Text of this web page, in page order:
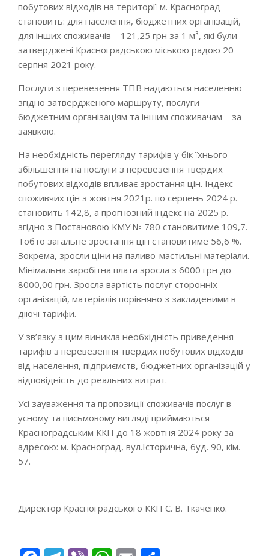
побутових відходів на території м. Красноград
становить: для населення, бюджетних організацій,
для інших споживачів – 121,25 грн за 1 м³, які були
затверджені Красноградською міською радою 20
серпня 2021 року.
Послуги з перевезення ТПВ надаються населенню
згідно затвердженого маршруту, послуги
бюджетним організаціям та іншим споживачам – за
заявкою.
На необхідність перегляду тарифів у бік їхнього
збільшення на послуги з перевезення твердих
побутових відходів впливає зростання цін. Індекс
споживчих цін з жовтня 2021р. по серпень 2024 р.
становить 142,8, а прогнозний індекс на 2025 р.
згідно з Постановою КМУ № 780 становитиме 109,7.
Тобто загальне зростання цін становитиме 56,6 %.
Зокрема, зросли ціни на паливо-мастильні матеріали.
Мінімальна заробітна плата зросла з 6000 грн до
8000,00 грн. Зросла вартість послуг сторонніх
організацій, матеріалів порівняно з закладеними в
діючі тарифи.
У зв’язку з цим виникла необхідність приведення
тарифів з перевезення твердих побутових відходів
від населення, підприємств, бюджетних організацій у
відповідність до реальних витрат.
Усі зауваження та пропозиції споживачів послуг в
усному та письмовому вигляді приймаються
Красноградським ККП до 18 жовтня 2024 року за
адресою: м. Красноград, вул.Історична, буд. 90, кім.
57.
Директор Красноградського ККП С. В. Ткаченко.